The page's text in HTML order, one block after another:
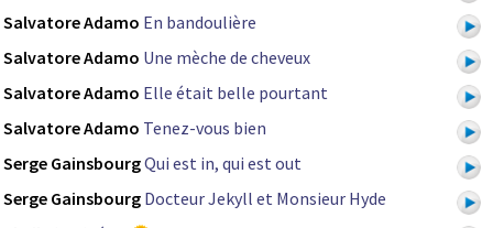
Salvatore Adamo En bandoulière
Salvatore Adamo Une mèche de cheveux
Salvatore Adamo Elle était belle pourtant
Salvatore Adamo Tenez-vous bien
Serge GainsbourgQui est in, qui est out
Serge Gainsbourg Docteur Jekyll et Monsieur Hyde